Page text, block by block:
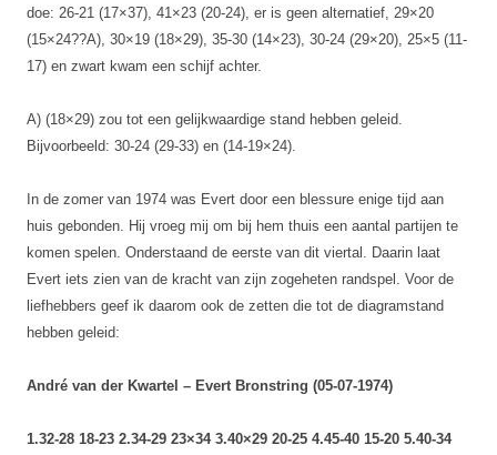
doe: 26-21 (17×37), 41×23 (20-24), er is geen alternatief, 29×20
(15×24??A), 30×19 (18×29), 35-30 (14×23), 30-24 (29×20), 25×5 (11-
17) en zwart kwam een schijf achter.
A) (18×29) zou tot een gelijkwaardige stand hebben geleid.
Bijvoorbeeld: 30-24 (29-33) en (14-19×24).
In de zomer van 1974 was Evert door een blessure enige tijd aan
huis gebonden. Hij vroeg mij om bij hem thuis een aantal partijen te
komen spelen. Onderstaand de eerste van dit viertal. Daarin laat
Evert iets zien van de kracht van zijn zogeheten randspel. Voor de
liefhebbers geef ik daarom ook de zetten die tot de diagramstand
hebben geleid:
André van der Kwartel – Evert Bronstring (05-07-1974)
1.32-28 18-23 2.34-29 23×34 3.40×29 20-25 4.45-40 15-20 5.40-34